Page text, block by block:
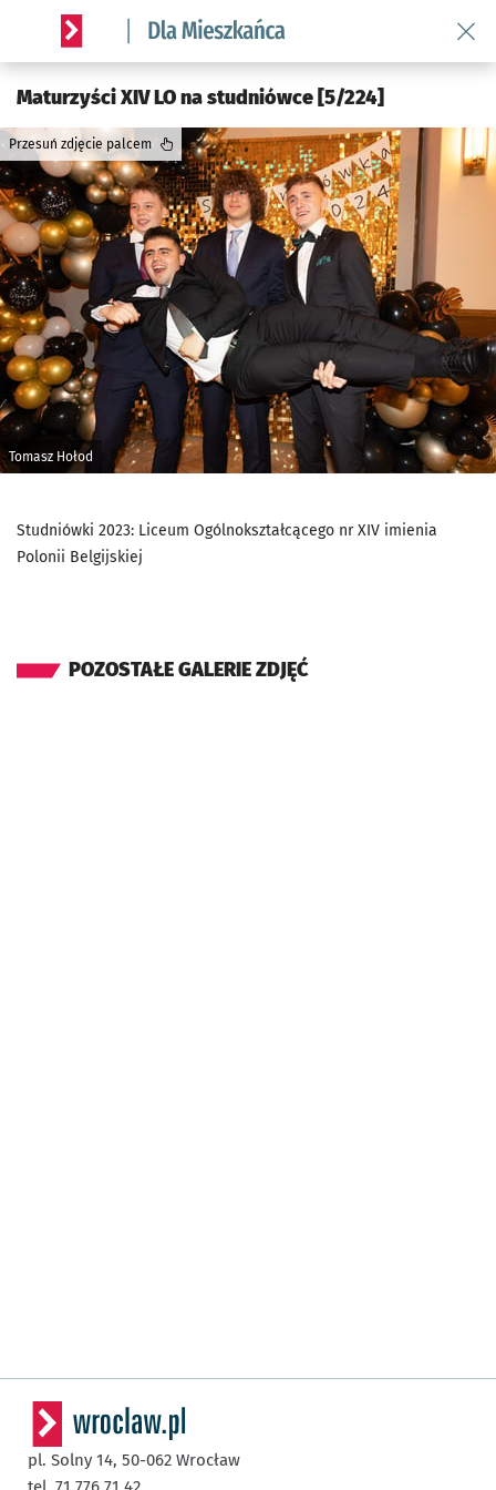
Serwis informacyjny wroclaw.pl podserwis: Dla mieszkańca
Maturzyści XIV LO na studniówce [5/224]
Tomasz Hołod
Przesuń zdjęcie palcem
Studniówki 2023: Liceum Ogólnokształcącego nr XIV imienia
Polonii Belgijskiej
POZOSTAŁE GALERIE ZDJĘĆ
pl. Solny 14, 50-062 Wrocław